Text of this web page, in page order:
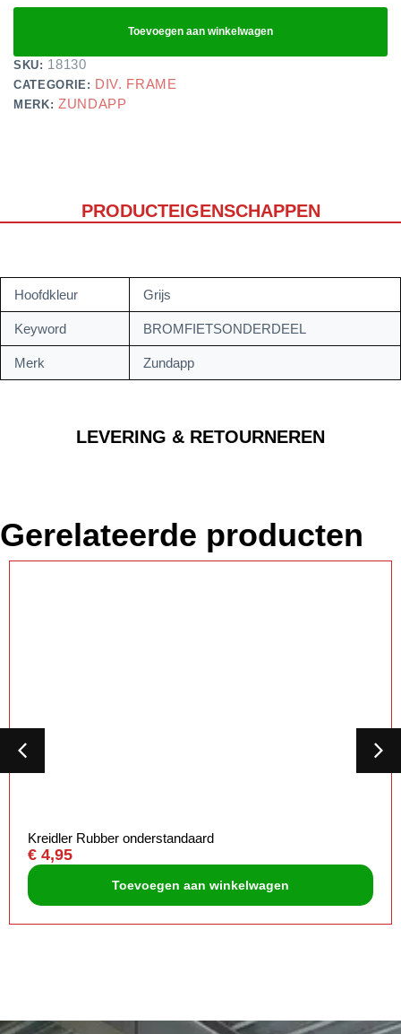
Toevoegen aan winkelwagen
SKU: 18130
CATEGORIE: DIV. FRAME
MERK: ZUNDAPP
PRODUCTEIGENSCHAPPEN
LEVERING & RETOURNEREN
Hoofdkleur Grijs
Keyword BROMFIETSONDERDEEL
Merk Zundapp
Gerelateerde producten
Kreidler Rubber onderstandaard
€ 4,95
Toevoegen aan winkelwagen